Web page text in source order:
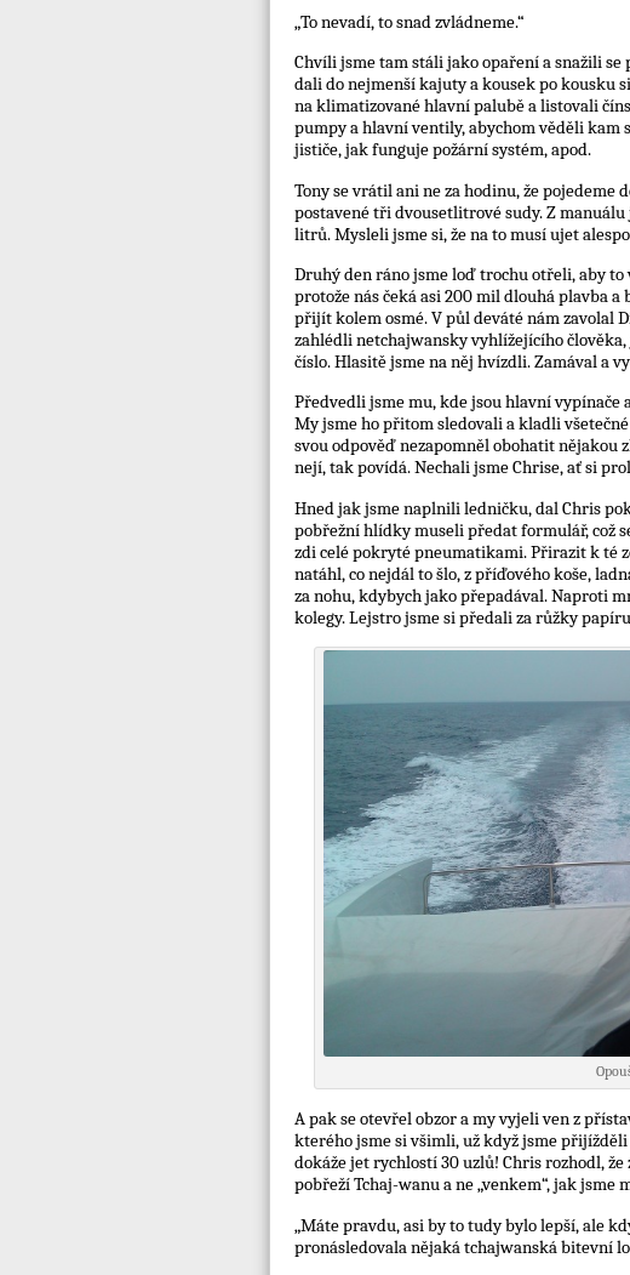
„To nevadí, to snad zvládneme.“
Chvíli jsme tam stáli jako opaření a snažili se
dali do nejmenší kajuty a kousek po kousku
na klimatizované hlavní palubě a listovali
pumpy a hlavní ventily, abychom věděli kam
jističe, jak funguje požární systém, apod.
Tony se vrátil ani ne za hodinu, že
postavené tři dvousetlitrové sudy. Z
litrů. Mysleli jsme si, že na to musí ujet
Druhý den ráno jsme loď trochu otřeli, aby to
protože nás čeká asi 200 mil dlouhá plavba
přijít kolem osmé. V půl deváté nám zavolal
zahlédli netchajwansky vyhlížejícího
číslo. Hlasitě jsme na něj hvízdli. Zamával a
Předvedli jsme mu, kde jsou hlavní vypínače
My jsme ho přitom sledovali a kladli
svou odpověď nezapomněl obohatit nějakou
nejí, tak povídá. Nechali jsme Chrise, ať si
Hned jak jsme naplnili ledničku, dal Chris
pobřežní hlídky museli předat formulář, což
zdi celé pokryté pneumatikami. Přirazit k té
natáhl, co nejdál to šlo, z příďového koše,
za nohu, kdybych jako přepadával. Naproti
kolegy. Lejstro jsme si předali za růžky
A pak se otevřel obzor a my vyjeli ven z
kterého jsme si všimli, už když jsme
dokáže jet rychlostí 30 uzlů! Chris rozhodl,
pobřeží Tchaj-wanu a ne „venkem“, jak jsme
„Máte pravdu, asi by to tudy bylo lepší, ale
pronásledovala nějaká tchajwanská bitevní